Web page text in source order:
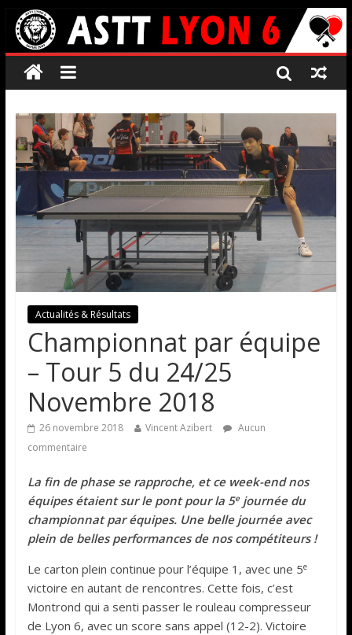
Actualités & Résultats
Championnat par équipe
– Tour 5 du 24/25
Novembre 2018
26 novembre 2018 Vincent Azibert
Aucun
commentaire
La fin de phase se rapproche, et ce week-end nos
équipes étaient sur le pont pour la 5ejournée du
championnat par équipes. Une belle journée avec
plein de belles performances de nos compétiteurs !
Le carton plein continue pour l’équipe 1, avec une 5e
victoire en autant de rencontres. Cette fois, c’est
Montrond qui a senti passer le rouleau compresseur
de Lyon 6, avec un score sans appel (12-2). Victoire